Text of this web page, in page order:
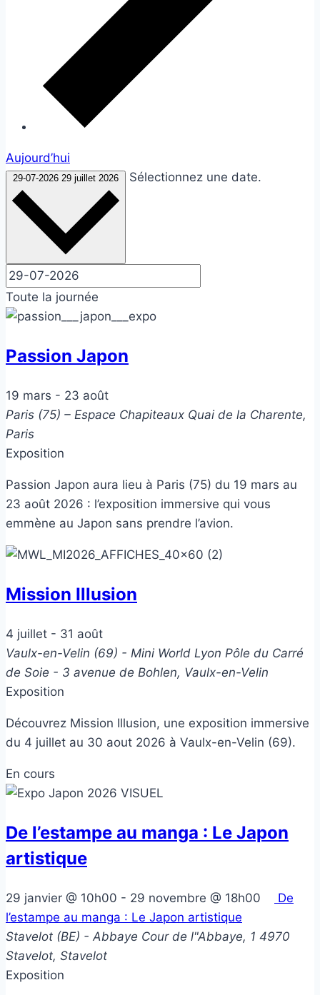
Aujourd’hui
29-07-2026 29 juillet 2026 Sélectionnez une date.
Toute la journée
Passion Japon
19 mars - 23 août
Paris (75) – Espace Chapiteaux Quai de la Charente,
Paris
Exposition
Passion Japon aura lieu à Paris (75) du 19 mars au
23 août 2026 : l’exposition immersive qui vous
emmène au Japon sans prendre l’avion.
Mission Illusion
4 juillet - 31 août
Vaulx-en-Velin (69) - Mini World Lyon Pôle du Carré
de Soie - 3 avenue de Bohlen, Vaulx-en-Velin
Exposition
Découvrez Mission Illusion, une exposition immersive
du 4 juillet au 30 aout 2026 à Vaulx-en-Velin (69).
En cours
De l’estampe au manga : Le Japon
artistique
29 janvier @ 10h00 - 29 novembre @ 18h00
De
l’estampe au manga : Le Japon artistique
Stavelot (BE) - Abbaye Cour de l"Abbaye, 1 4970
Stavelot, Stavelot
Exposition